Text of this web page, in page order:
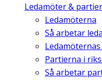
Ledamöter & partier
Ledamöterna
Så arbetar
Partierna i
Så arbetar